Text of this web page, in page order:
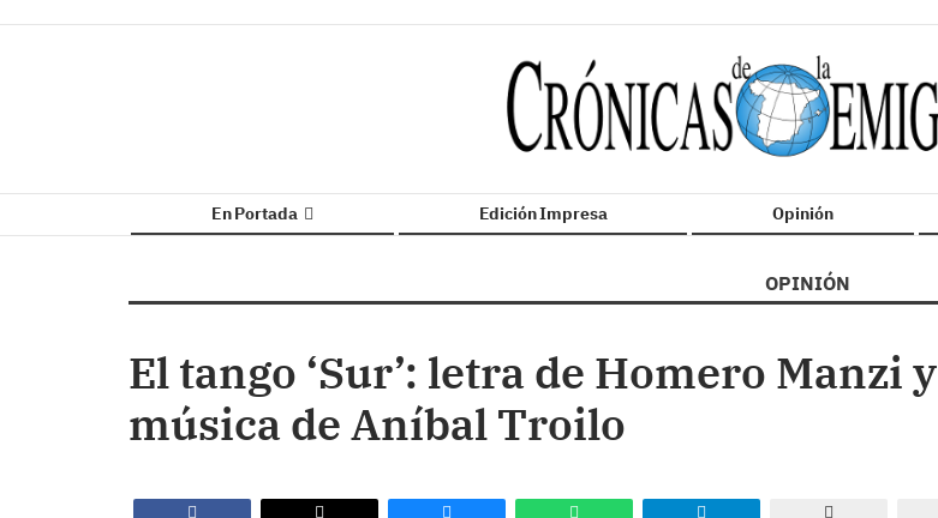
En Portada Edición Impresa Opinión
OPINIÓN
El tango ‘Sur’: letra de Homero Manzi y
música de Aníbal Troilo